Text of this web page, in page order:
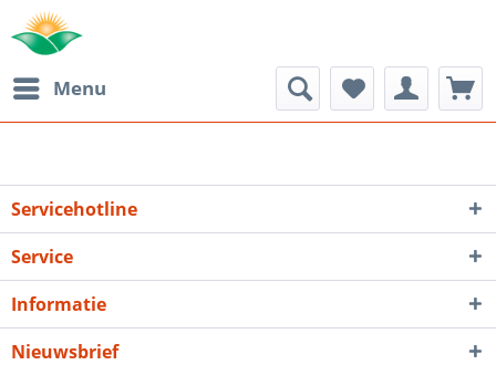
Menu
Servicehotline
Service
Informatie
Nieuwsbrief